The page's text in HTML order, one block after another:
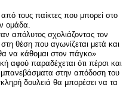
τους παίκτες που μπορεί στο
ομάδα.
απόλυτος σχολιάζοντας τον
θέση που αγωνίζεται μετά και
να κάθομαι στον πάγκο»
αφού παραδέχεται ότι πέρσι και
στην απόδοση του
δουλειά θα μπορέσει να τα